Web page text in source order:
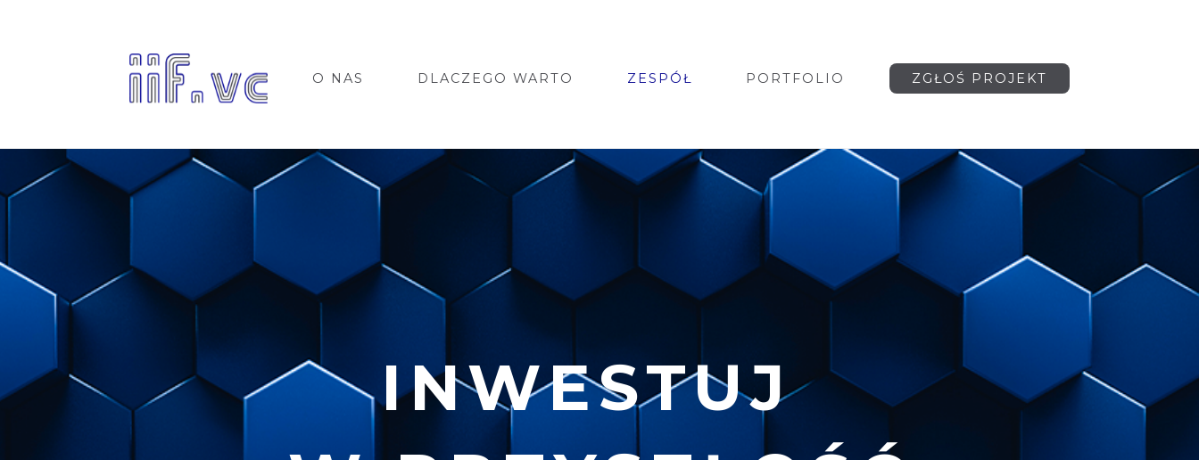
O NAS DLACZEGO WARTO ZESPÓŁ PORTFOLIO ZGŁOŚ PROJEKT
INWESTUJ